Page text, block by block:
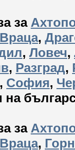
за
Враца,
, Ловеч,
, Разград,
, София,
на
за
Враца,